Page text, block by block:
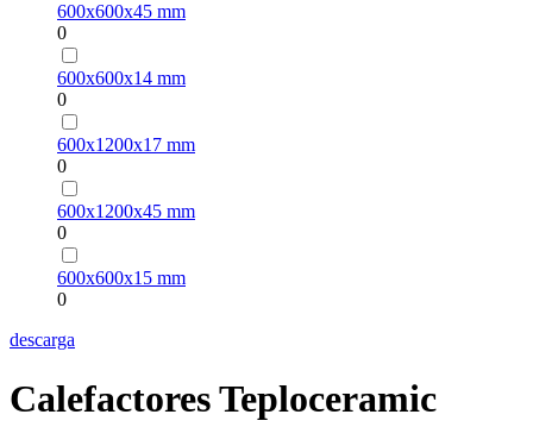
600х600х45 mm
0
600х600х14 mm
0
600х1200х17 mm
0
600х1200х45 mm
0
600х600х15 mm
0
descarga
Calefactores Teploceramic